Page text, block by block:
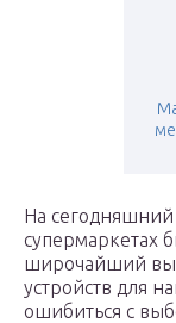
На
супермаркетах
широчайший
устройств для
ошибиться с